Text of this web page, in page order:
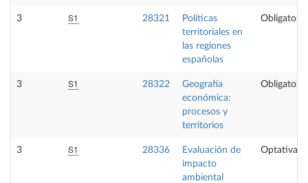
3 S1 28321
Políticas
territoriales en
las regiones
españolas
Obligatoria
3 S1 28322
Geografía
económica:
procesos y
territorios
Obligatoria
3 S1 28336
Evaluación de
impacto
ambiental
Optativa